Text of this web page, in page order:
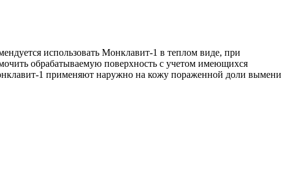
использовать Монклавит-1 в теплом виде, при
обрабатываемую поверхность с учетом имеющихся
1 применяют наружно на кожу пораженной доли вымени